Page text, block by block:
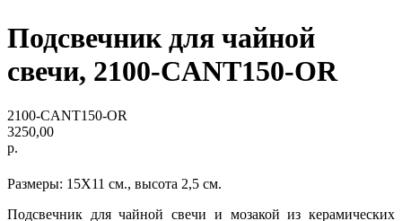
Подсвечник для чайной
свечи, 2100-CANT150-OR
2100-CANT150-OR
3250,00
р.
Размеры: 15Х11 см., высота 2,5 см.
Подсвечник для чайной свечи и мозакой из керамических